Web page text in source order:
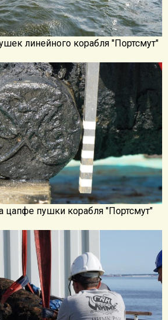
линейного корабля "Портсмут"
цапфе пушки корабля "Портсмут"